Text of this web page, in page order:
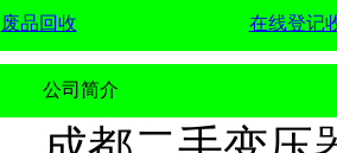
废品回收 在线登记
公司简介